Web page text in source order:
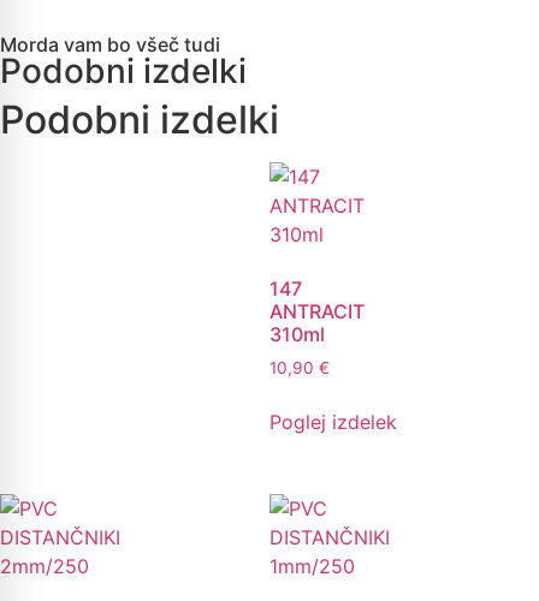
Morda vam bo všeč tudi
Podobni izdelki
Podobni izdelki
147
ANTRACIT
310ml
10,90 €
Poglej izdelek